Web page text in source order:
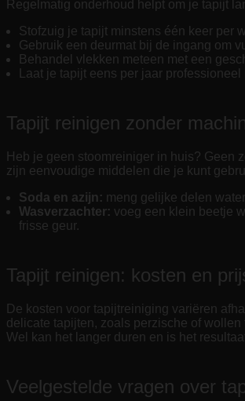
Regelmatig onderhoud helpt om je tapijt
Stofzuig je tapijt minstens één keer per
Gebruik een deurmat bij de ingang om
Behandel vlekken meteen met een
Laat je tapijt eens per jaar
Tapijt reinigen zonder
Heb je geen stoomreiniger in huis? Geen
zijn eenvoudige middelen die je kunt
Soda en azijn: meng gelijke delen
Wasverzachter: voeg een klein beetje
frisse geur.
Tapijt reinigen: kosten en
De kosten voor tapijtreiniging variëren
delicate tapijten, zoals perzische of
Wel kan het langer duren en is het
Veelgestelde vragen over